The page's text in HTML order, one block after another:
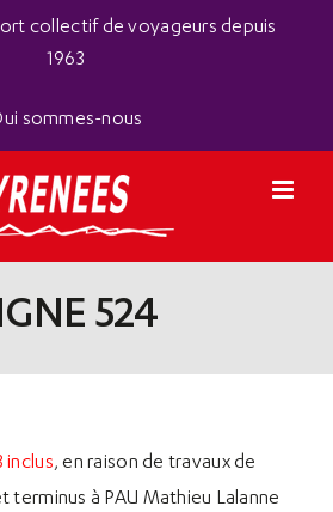
collectif de voyageurs depuis
1963
sommes-nous
524
inclus, en raison de travaux de
à PAU Mathieu Lalanne
cookies